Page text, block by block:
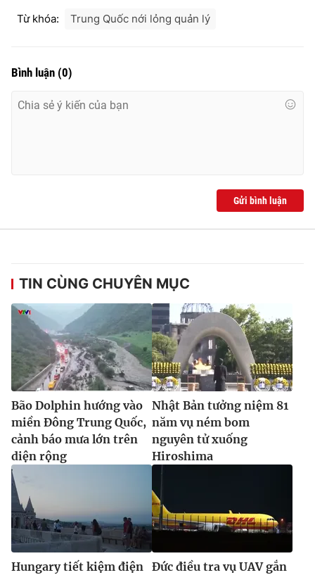
Từ khóa: Trung Quốc nới lỏng quản lý
Bình luận (0)
Gửi bình luận
TIN CÙNG CHUYÊN MỤC
Bão Dolphin hướng vào
miền Đông Trung Quốc,
cảnh báo mưa lớn trên
diện rộng
Nhật Bản tưởng niệm 81
năm vụ ném bom
nguyên tử xuống
Hiroshima
Hungary tiết kiệm điện
Đức điều tra vụ UAV gắn